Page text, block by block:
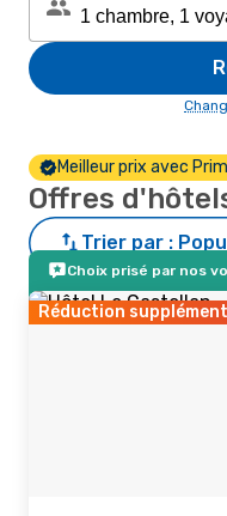
Meilleur prix avec
Offres
Trier par :
Choix prisé par nos
Réduction